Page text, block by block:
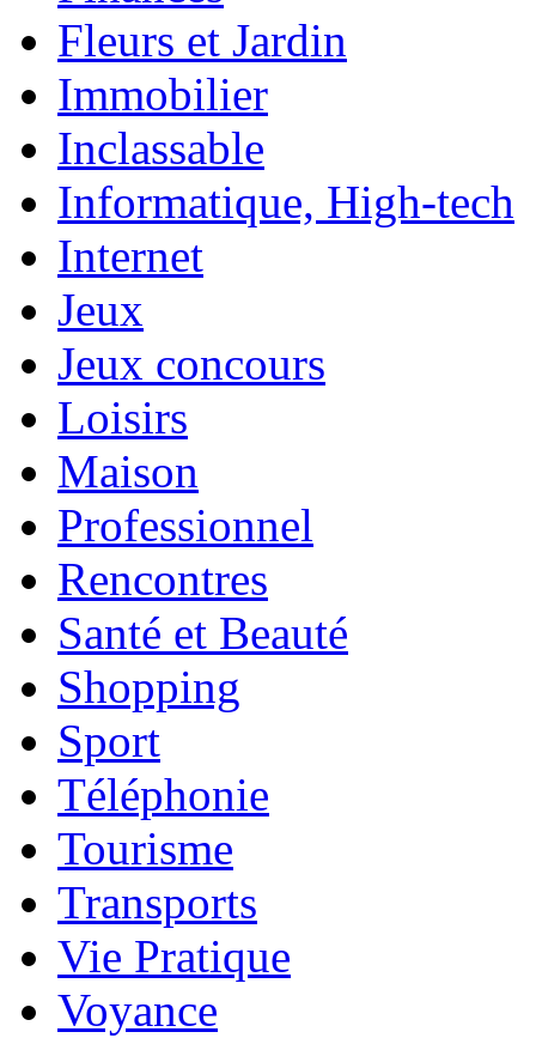
Fleurs et Jardin
Immobilier
Inclassable
Informatique, High-tech
Internet
Jeux
Jeux concours
Loisirs
Maison
Professionnel
Rencontres
Santé et Beauté
Shopping
Sport
Téléphonie
Tourisme
Transports
Vie Pratique
Voyance